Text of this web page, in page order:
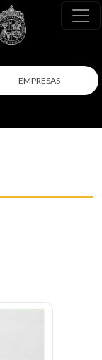
EMPRESAS